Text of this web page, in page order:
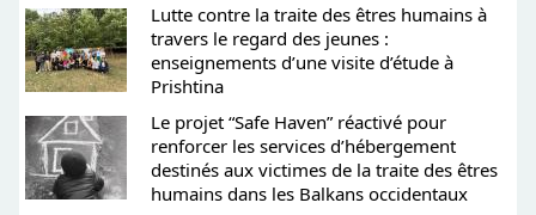
Lutte contre la traite des êtres humains à
travers le regard des jeunes :
enseignements d’une visite d’étude à
Prishtina
Le projet “Safe Haven” réactivé pour
renforcer les services d’hébergement
destinés aux victimes de la traite des êtres
humains dans les Balkans occidentaux